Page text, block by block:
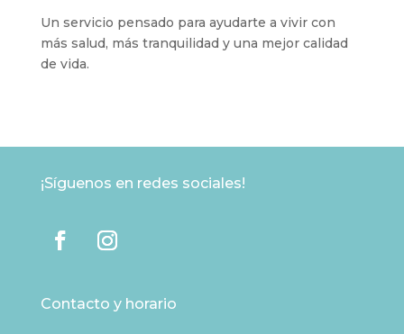
Un servicio pensado para ayudarte a vivir con
más salud, más tranquilidad y una mejor calidad
de vida.
¡Síguenos en redes sociales!
Contacto y horario